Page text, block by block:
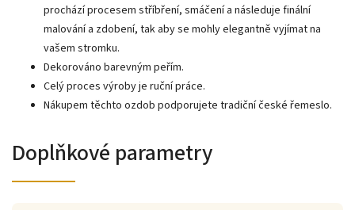
prochází procesem stříbření, smáčení a následuje finální
malování a zdobení, tak aby se mohly elegantně vyjímat na
vašem stromku.
Dekorováno barevným peřím.
Celý proces výroby je ruční práce.
Nákupem těchto ozdob podporujete tradiční české řemeslo.
Doplňkové parametry